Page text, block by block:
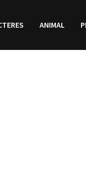
ANIMAL